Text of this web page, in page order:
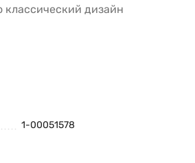
классический дизайн
1-00051578